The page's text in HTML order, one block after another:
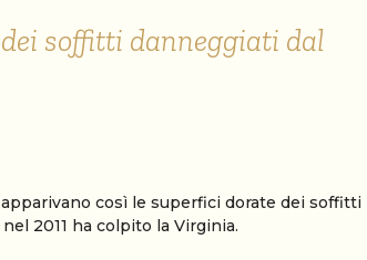
soffitti danneggiati dal
così le superfici dorate dei soffitti
2011 ha colpito la Virginia.